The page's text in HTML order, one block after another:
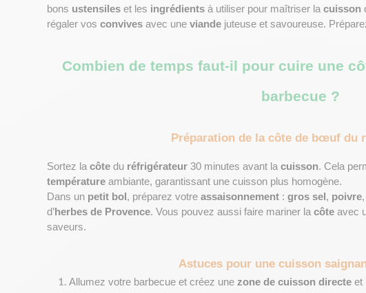
bons ustensiles et les ingrédients à utiliser pour maîtriser la cuisson
régaler vos convives avec une viande juteuse et savoureuse.
Combien de temps faut-il pour cuire une
barbecue ?
Préparation de la côte de bœuf du
Sortez la côte du réfrigérateur 30 minutes avant la cuisson. Cela
température ambiante, garantissant une cuisson plus homogène.
Dans un petit bol , préparez votre assaisonnement : gros sel , poivre
d’herbes de Provence. Vous pouvez aussi faire mariner la côte avec
saveurs.
Astuces pour une cuisson
Allumez votre barbecue et créez une zone de cuisson directe et